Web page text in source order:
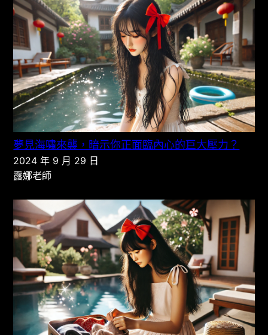
夢見海嘯來襲，暗示你正面臨內心的巨大壓力？
2024 年 9 月 29 日
露娜老師